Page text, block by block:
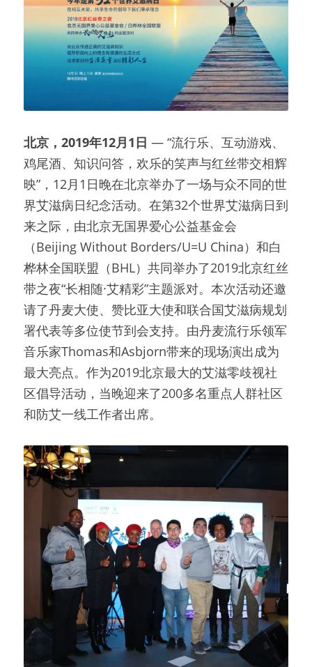
北京，2019年12月1日 — “流行乐、互动游戏、
鸡尾酒、知识问答，欢乐的笑声与红丝带交相辉
映”，12月1日晚在北京举办了一场与众不同的世
界艾滋病日纪念活动。在第32个世界艾滋病日到
来之际，由北京无国界爱心公益基金会
（Beijing Without Borders/U=U China）和白
桦林全国联盟（BHL）共同举办了2019北京红丝
带之夜“长相随·艾精彩”主题派对。本次活动还邀
请了丹麦大使、赞比亚大使和联合国艾滋病规划
署代表等多位使节到会支持。由丹麦流行乐领军
音乐家Thomas和Asbjorn带来的现场演出成为
最大亮点。作为2019北京最大的艾滋零歧视社
区倡导活动，当晚迎来了200多名重点人群社区
和防艾一线工作者出席。